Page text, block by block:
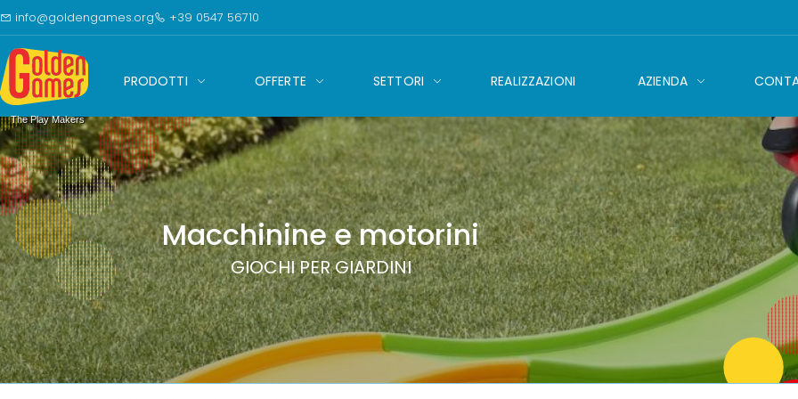
Vai al
contenuto
Vai alle
categorie di
prodotto
Strumenti di
accessibilità
info@goldengames.org +39 0547 56710
Golden Games
The Play Makers
PRODOTTI OFFERTE SETTORI REALIZZAZIONI AZIENDA
Macchinine e motorini
GIOCHI PER GIARDINI